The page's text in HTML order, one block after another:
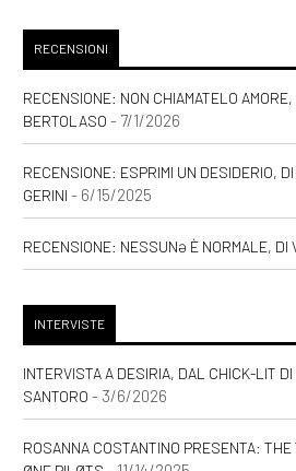
RECENSIONI
RECENSIONE: NON CHIAMATELO
BERTOLASO - 7/1/2026
RECENSIONE: ESPRIMI UN DESIDERIO,
GERINI - 6/15/2025
RECENSIONE: NESSUNƏ È NORMALE, DI
INTERVISTE
INTERVISTA A DESIRIA, DAL CHICK-LIT
SANTORO - 3/6/2026
ROSANNA COSTANTINO PRESENTA: